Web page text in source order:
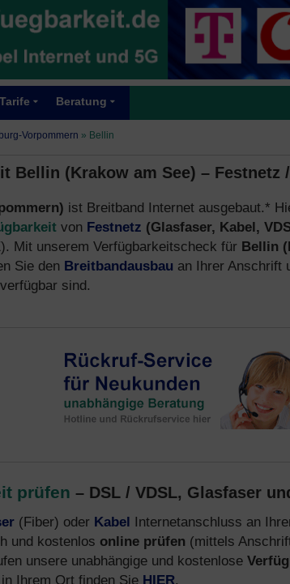
Tarife Beratung
Vorpommern » Bellin
Bellin (Krakow am See) – Festnetz
ist Breitband Internet ausgebaut.*
von Festnetz (Glasfaser, Kabel,
Mit unserem Verfügbarkeitscheck für Bellin
Sie den Breitbandausbau an Ihrer Anschrift
sind.
prüfen – DSL / VDSL, Glasfaser
(Fiber) oder Kabel Internetanschluss an
und kostenlos online prüfen (mittels
unsere unabhängige und kostenlose
Ihrem Ort finden Sie HIER.